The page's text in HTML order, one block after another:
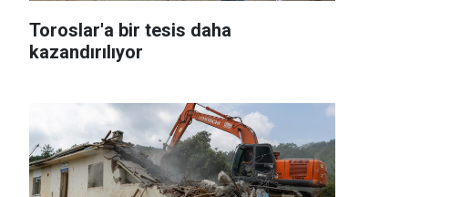
Toroslar'a bir tesis daha
kazandırılıyor